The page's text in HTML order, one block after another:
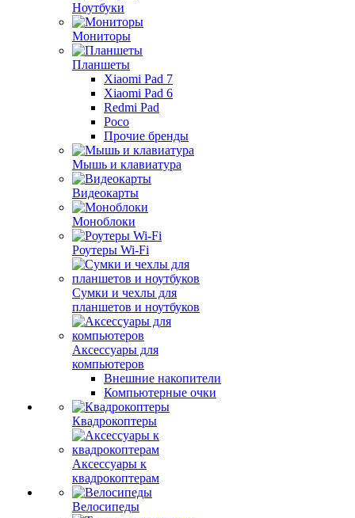
Ноутбуки
Мониторы
Планшеты
Xiaomi Pad 7
Xiaomi Pad 6
Redmi Pad
Poco
Прочие бренды
Мышь и клавиатура
Видеокарты
Моноблоки
Роутеры Wi-Fi
Сумки и чехлы для
планшетов и ноутбуков
Аксессуары для
компьютеров
Внешние накопители
Компьютерные очки
Квадрокоптеры
Аксессуары к
квадрокоптерам
Велосипеды